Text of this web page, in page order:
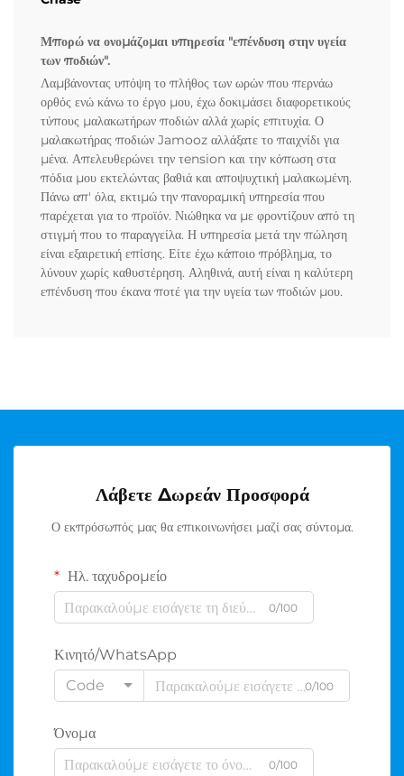
Μπορώ να ονομάζομαι υπηρεσία "επένδυση στην υγεία
των ποδιών".
Λαμβάνοντας υπόψη το πλήθος των ωρών που περνάω
ορθός ενώ κάνω το έργο μου, έχω δοκιμάσει διαφορετικούς
τύπους μαλακωτήρων ποδιών αλλά χωρίς επιτυχία. Ο
μαλακωτήρας ποδιών Jamooz αλλάξατε το παιχνίδι για
μένα. Απελευθερώνει την τension και την κόπωση στα
πόδια μου εκτελώντας βαθιά και αποψυχτική μαλακωμένη.
Πάνω απ' όλα, εκτιμώ την πανοραμική υπηρεσία που
παρέχεται για το προϊόν. Νιώθηκα να με φροντίζουν από τη
στιγμή που το παραγγείλα. Η υπηρεσία μετά την πώληση
είναι εξαιρετική επίσης. Είτε έχω κάποιο πρόβλημα, το
λύνουν χωρίς καθυστέρηση. Αληθινά, αυτή είναι η καλύτερη
επένδυση που έκανα ποτέ για την υγεία των ποδιών μου.
Λάβετε Δωρεάν Προσφορά
Ο εκπρόσωπός μας θα επικοινωνήσει μαζί σας σύντομα.
Ηλ. ταχυδρομείο
0/100
Κινητό/WhatsApp
Code
0/100
Όνομα
0/100